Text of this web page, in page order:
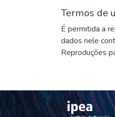
Termos de
É permitida a
dados nele
Reproduções